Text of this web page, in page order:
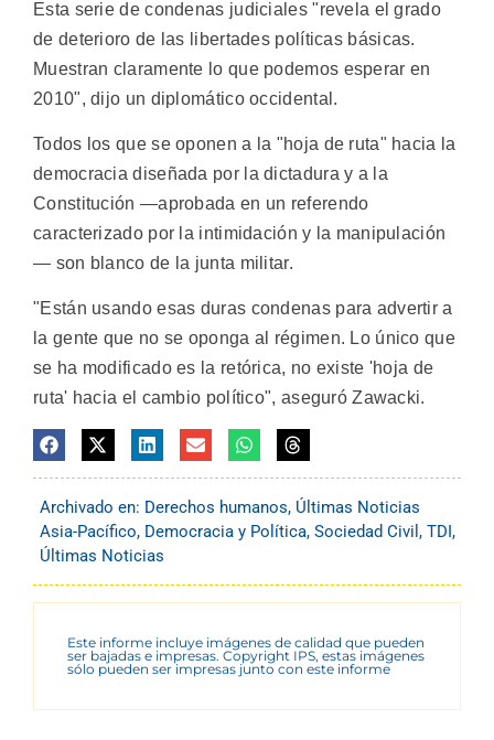
Esta serie de condenas judiciales "revela el grado
de deterioro de las libertades políticas básicas.
Muestran claramente lo que podemos esperar en
2010", dijo un diplomático occidental.
Todos los que se oponen a la "hoja de ruta" hacia la
democracia diseñada por la dictadura y a la
Constitución —aprobada en un referendo
caracterizado por la intimidación y la manipulación
— son blanco de la junta militar.
"Están usando esas duras condenas para advertir a
la gente que no se oponga al régimen. Lo único que
se ha modificado es la retórica, no existe 'hoja de
ruta' hacia el cambio político", aseguró Zawacki.
Archivado en: Derechos humanos, Últimas Noticias
Asia-Pacífico, Democracia y Política, Sociedad Civil , TDI,
Últimas Noticias
Este informe incluye imágenes de calidad que pueden
ser bajadas e impresas. Copyright IPS, estas imágenes
sólo pueden ser impresas junto con este informe